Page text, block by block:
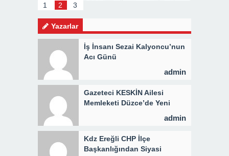
1
2 3
Yazarlar
İş İnsanı Sezai Kalyoncu’nun
Acı Günü
admin
Gazeteci KESKİN Ailesi
Memleketi Düzce’de Yeni
admin
Kdz Ereğli CHP İlçe
Başkanlığından Siyasi